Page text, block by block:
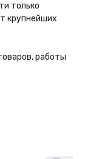
только
крупнейших
работы